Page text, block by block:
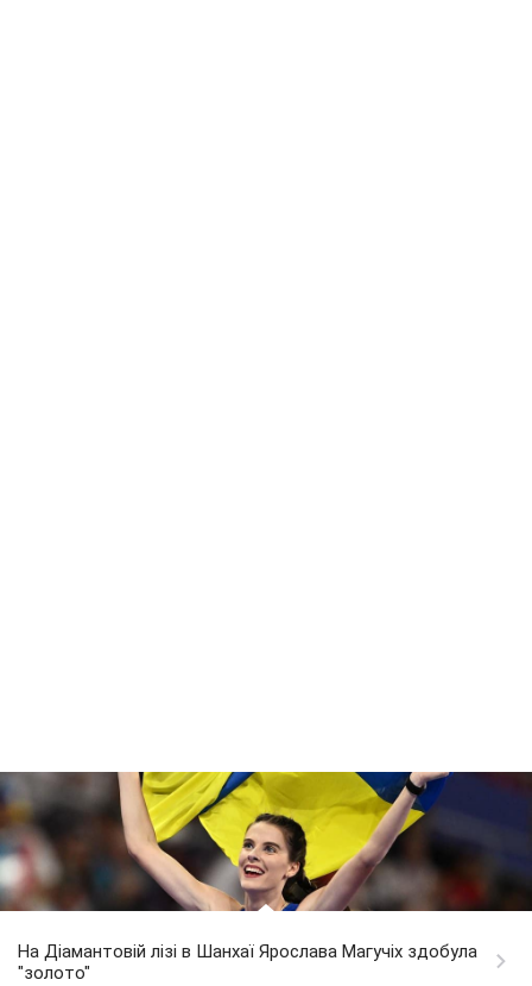
На Діамантовій лізі в Шанхаї Ярослава Магучіх здобула
"золото"